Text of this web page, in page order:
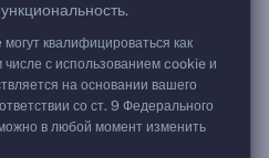
квалифицироваться как
с использованием cookie и
на основании вашего
со ст. 9 Федерального
в любой момент изменить